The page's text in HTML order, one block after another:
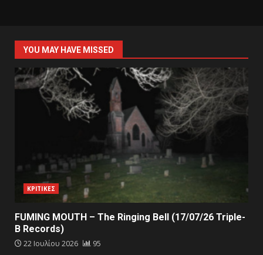
YOU MAY HAVE MISSED
ΚΡΙΤΙΚΕΣ
FUMING MOUTH – The Ringing Bell (17/07/26 Triple-
B Records)
22 Ιουλίου 2026 95